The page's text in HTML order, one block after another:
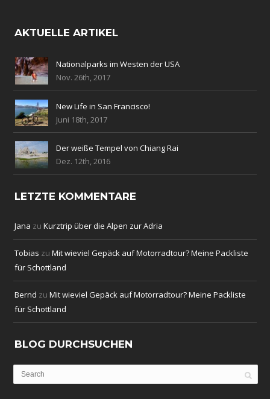
AKTUELLE ARTIKEL
Nationalparks im Westen der USA
Nov. 26th, 2017
New Life in San Francisco!
Juni 18th, 2017
Der weiße Tempel von Chiang Rai
Dez. 12th, 2016
LETZTE KOMMENTARE
Jana zuKurztrip über die Alpen zur Adria
Tobias zuMit wieviel Gepäck auf Motorradtour? Meine Packliste
für Schottland
Bernd zuMit wieviel Gepäck auf Motorradtour? Meine Packliste
für Schottland
BLOG DURCHSUCHEN